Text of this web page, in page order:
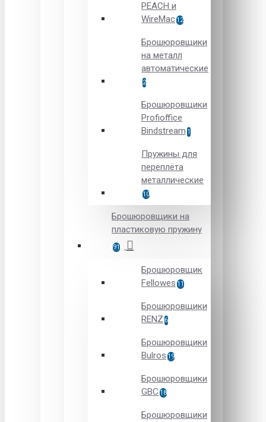
PEACH и
WireMac 12
Брошюровщики
на металл
автоматические
2
Брошюровщики
Рrofioffice
Вindstream 1
Пружины для
переплёта
металлические
10
Брошюровщики на
пластиковую пружину
91
Брошюровщик
Fellowes 11
Брошюровщики
RENZ 6
Брошюровщики
Bulros 19
Брошюровщики
GBC 18
Брошюровщики